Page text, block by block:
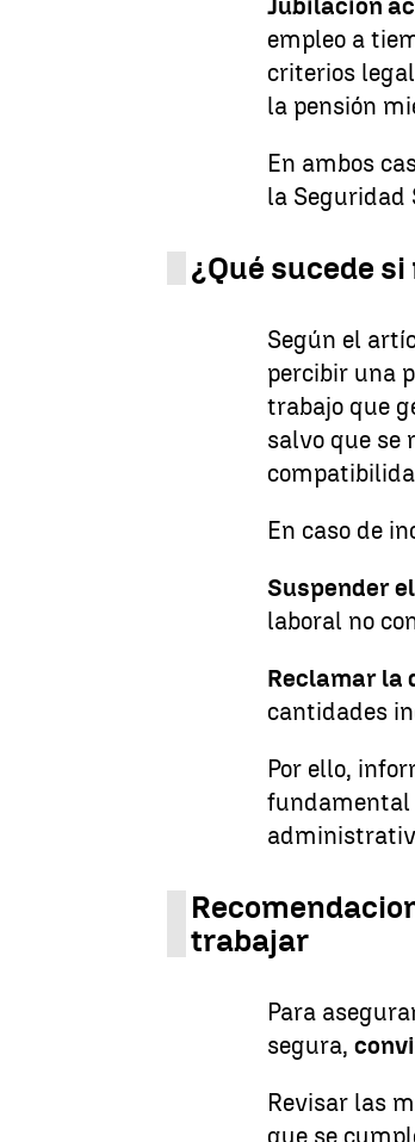
empleo a
criterios
la pensión
En ambos
la Seguridad
¿Qué sucede
Según el
percibir una
trabajo que
salvo que se
En caso de
Suspender
laboral no
Reclamar la
cantidades
Por ello,
fundamental
trabajar
Para
segura,
Revisar las
que se